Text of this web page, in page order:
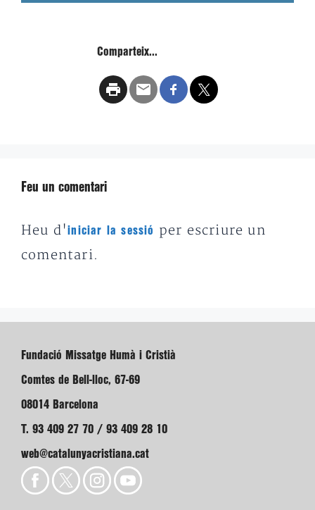
Comparteix...
Feu un comentari
Heu d'iniciar la sessió
per escriure un
comentari.
Fundació Missatge Humà i Cristià
Comtes de Bell-lloc, 67-69
08014 Barcelona
T. 93 409 27 70 / 93 409 28 10
web@catalunyacristiana.cat